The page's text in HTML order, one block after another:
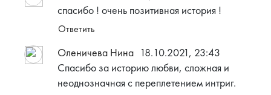
спасибо ! очень позитивная история !
Ответить
Оленичева Нина 18.10.2021, 23:43
Спасибо за историю любви, сложная и
неоднозначная с переплетением интриг.